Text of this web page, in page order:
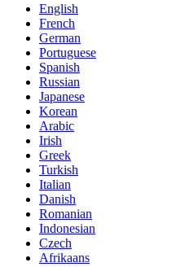
English
French
German
Portuguese
Spanish
Russian
Japanese
Korean
Arabic
Irish
Greek
Turkish
Italian
Danish
Romanian
Indonesian
Czech
Afrikaans